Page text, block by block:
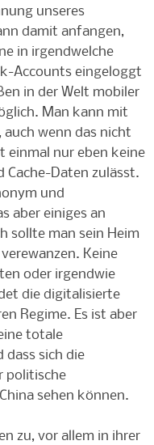
unseres
damit anfangen,
in irgendwelche
Accounts eingeloggt
in der Welt mobiler
Man kann mit
auch wenn das nicht
einmal nur eben keine
Cache-Daten zulässt.
und
aber einiges an
sollte man sein Heim
Keine
oder irgendwie
die digitalisierte
Regime. Es ist aber
totale
dass sich die
politische
sehen können.
zu, vor allem in ihrer